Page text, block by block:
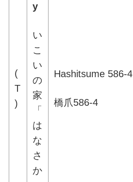
(
T
)
y
い
こ
い
の
家
「
は
な
さ
か
Hashitsume 586-4
橋爪586-4